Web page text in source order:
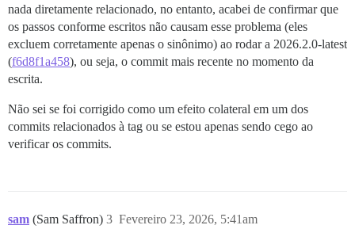
nada diretamente relacionado, no entanto, acabei de confirmar que
os passos conforme escritos não causam esse problema (eles
excluem corretamente apenas o sinônimo) ao rodar a 2026.2.0-latest
(f6d8f1a458), ou seja, o commit mais recente no momento da
escrita.
Não sei se foi corrigido como um efeito colateral em um dos
commits relacionados à tag ou se estou apenas sendo cego ao
verificar os commits.
sam (Sam Saffron) Fevereiro 23, 2026, 5:41am
3